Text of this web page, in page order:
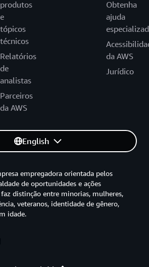
produtos
e
tópicos
técnicos
Relatórios
de
analistas
Parceiros
da AWS
Obtenha
ajuda
da AWS
Jurídico
English
empregadora orientada pelos
de oportunidades e ações
distinção entre minorias, mulheres,
veteranos, identidade de gênero,
idade.